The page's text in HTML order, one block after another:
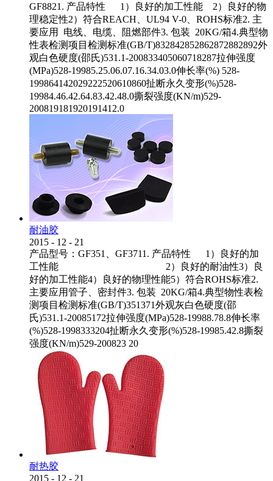
GF8821. 产品特性 1）良好的加工性能 2）良好的物
理稳定性2）符合REACH、UL94 V-0、ROHS标准2. 主
要应用 电线、电缆、阻燃部件3. 包装 20KG/箱4.典型物
性表检测项目检测标准(GB/T)832842852862872882892外
观白色硬度(邵氏)531.1-200833405060718287拉伸强度
(MPa)528-19985.25.06.07.16.34.03.0伸长率(%) 528-
199864142029222520610860扯断永久变形(%)528-
19984.46.42.64.83.42.48.0撕裂强度(KN/m)529-
200819181920191412.0
耐油胶
2015 - 12 - 21
产品型号：GF351、GF3711. 产品特性 1）良好的加
工性能 2）良好的耐油性3）良
好的加工性能4）良好的物理性能5）符合ROHS标准2.
主要应用管子、密封件3. 包装 20KG/箱4.典型物性表检
测项目检测标准(GB/T)351371外观灰白色硬度(邵
氏)531.1-20085172拉伸强度(MPa)528-19988.78.8伸长率
(%)528-1998333204扯断永久变形(%)528-19985.42.8撕裂
强度(KN/m)529-200823 20
耐热胶
2015 - 12 - 21